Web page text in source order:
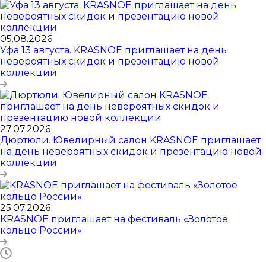
05.08.2026
Уфа 13 августа. KRASNOE приглашает на день
невероятных скидок и презентацию новой
коллекции
27.07.2026
Дюртюли. Ювелирный салон KRASNOE приглашает
на день невероятных скидок и презентацию новой
коллекции
25.07.2026
KRASNOE приглашает на фестиваль «Золотое
кольцо России»